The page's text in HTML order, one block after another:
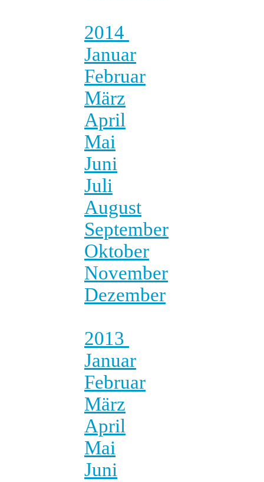
2014
Januar
Februar
März
April
Mai
Juni
Juli
August
September
Oktober
November
Dezember
2013
Januar
Februar
März
April
Mai
Juni